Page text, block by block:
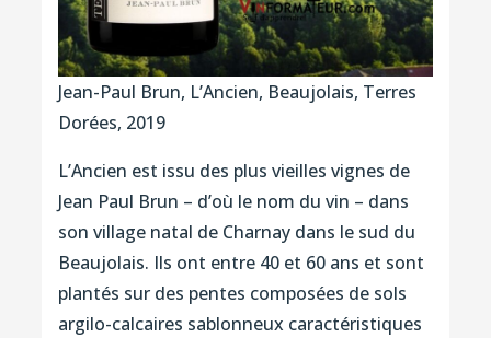
Jean-Paul Brun, L’Ancien, Beaujolais, Terres
Dorées, 2019
L’Ancien est issu des plus vieilles vignes de
Jean Paul Brun – d’où le nom du vin – dans
son village natal de Charnay dans le sud du
Beaujolais. Ils ont entre 40 et 60 ans et sont
plantés sur des pentes composées de sols
argilo-calcaires sablonneux caractéristiques